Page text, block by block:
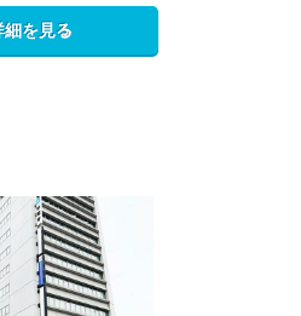
細を見る